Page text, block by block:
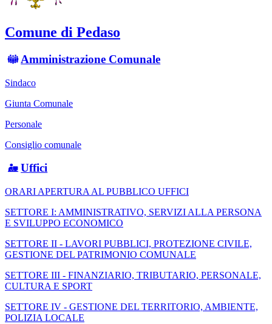
Comune di Pedaso
Amministrazione Comunale
Sindaco
Giunta Comunale
Personale
Consiglio comunale
Uffici
ORARI APERTURA AL PUBBLICO UFFICI
SETTORE I: AMMINISTRATIVO, SERVIZI ALLA PERSONA
E SVILUPPO ECONOMICO
SETTORE II - LAVORI PUBBLICI, PROTEZIONE CIVILE,
GESTIONE DEL PATRIMONIO COMUNALE
SETTORE III - FINANZIARIO, TRIBUTARIO, PERSONALE,
CULTURA E SPORT
SETTORE IV - GESTIONE DEL TERRITORIO, AMBIENTE,
POLIZIA LOCALE